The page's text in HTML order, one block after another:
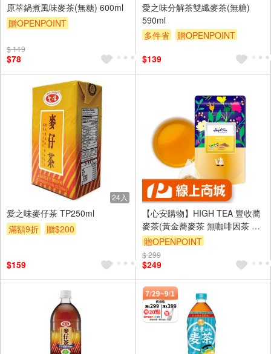
原萃鍋煮風味麥茶(無糖) 600ml
贈OPENPOINT
滿額9折
$ 119
$78
愛之味分解茶雙纖麥茶(無糖)
590ml
多件省
贈OPENPOINT
$139
24入
愛之味麥仔茶 TP250ml
滿額9折
贈$200
$159
【心安購物】HIGH TEA 豐收蕎
麥茶(黃金蕎麥茶 無咖啡因茶 牛
蒡茶 決明子茶)
贈OPENPOINT
$ 299
$249